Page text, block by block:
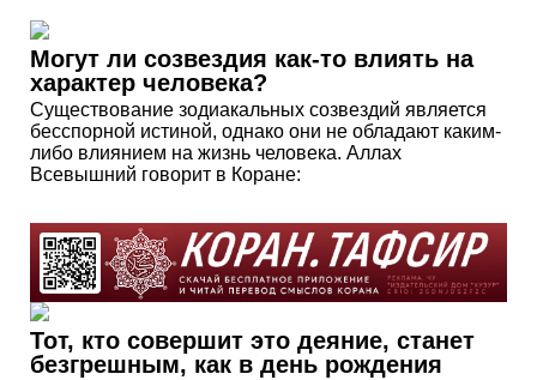
Могут ли созвездия как-то влиять на
характер человека?
Существование зодиакальных созвездий является
бесспорной истиной, однако они не обладают каким-
либо влиянием на жизнь человека. Аллах
Всевышний говорит в Коране:
Тот, кто совершит это деяние, станет
без­грешным, как в день рождения